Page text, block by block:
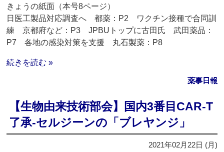
きょうの紙面（本号8ページ）
日医工製品対応調査へ 都薬：P2 ワクチン接種で合同訓
練 京都府など：P3 JPBUトップに古田氏 武田薬品：
P7 各地の感染対策を支援 丸石製薬：P8
続きを読む »
薬事日報
【生物由来技術部会】国内3番目CAR-T
了承‐セルジーンの「ブレヤンジ」
2021年02月22日 (月)